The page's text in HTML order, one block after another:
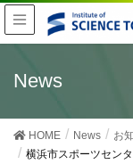
News
HOME News
お
横浜市スポーツセン